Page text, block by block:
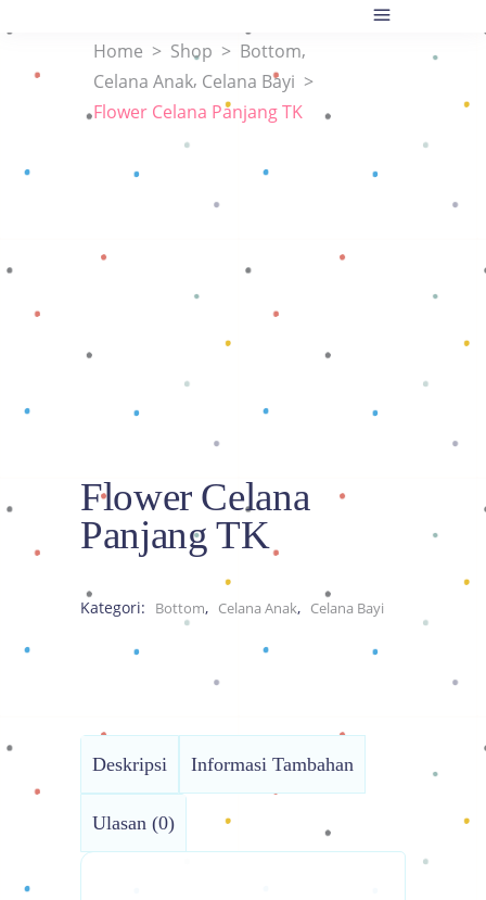
Home > Shop > Bottom,
Celana Anak, Celana Bayi >
Flower Celana Panjang TK
Flower Celana
Panjang TK
Kategori: Bottom, Celana Anak, Celana Bayi
Deskripsi Informasi Tambahan
Ulasan (0)